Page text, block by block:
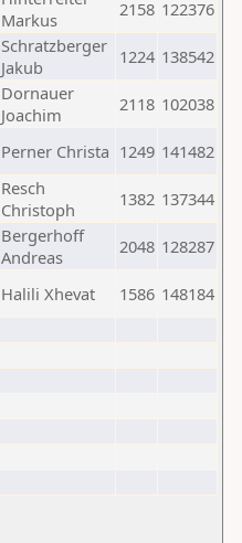
Markus
2158 122376
Schratzberger
Jakub
1224 138542
Dornauer
Joachim
2118 102038
Perner Christa 1249 141482
Resch
Christoph
1382 137344
Bergerhoff
Andreas
2048 128287
Halili Xhevat 1586 148184